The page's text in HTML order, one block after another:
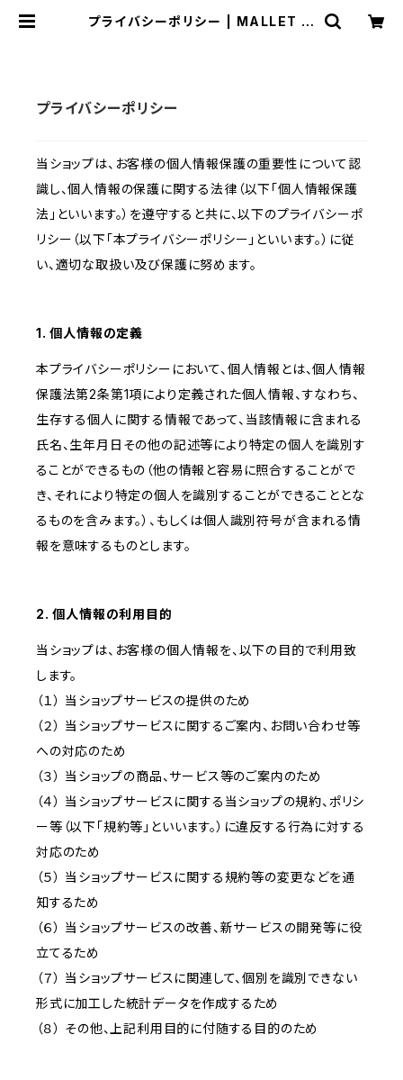
プライバシーポリシー | MALLET M
プライバシーポリシー
当ショップは、お客様の個人情報保護の重要性について認
識し、個人情報の保護に関する法律（以下「個人情報保護
法」といいます。）を遵守すると共に、以下のプライバシーポ
リシー（以下「本プライバシーポリシー」といいます。）に従
い、適切な取扱い及び保護に努めます。
1. 個人情報の定義
本プライバシーポリシーにおいて、個人情報とは、個人情報
保護法第2条第1項により定義された個人情報、すなわち、
生存する個人に関する情報であって、当該情報に含まれる
氏名、生年月日その他の記述等により特定の個人を識別す
ることができるもの（他の情報と容易に照合することがで
き、それにより特定の個人を識別することができることとな
るものを含みます。）、もしくは個人識別符号が含まれる情
報を意味するものとします。
2. 個人情報の利用目的
当ショップは、お客様の個人情報を、以下の目的で利用致
します。
（１） 当ショップサービスの提供のため
（２） 当ショップサービスに関するご案内、お問い合わせ等
への対応のため
（３） 当ショップの商品、サービス等のご案内のため
（４） 当ショップサービスに関する当ショップの規約、ポリシ
ー等（以下「規約等」といいます。）に違反する行為に対する
対応のため
（５） 当ショップサービスに関する規約等の変更などを通
知するため
（６） 当ショップサービスの改善、新サービスの開発等に役
立てるため
（７） 当ショップサービスに関連して、個別を識別できない
形式に加工した統計データを作成するため
（８） その他、上記利用目的に付随する目的のため